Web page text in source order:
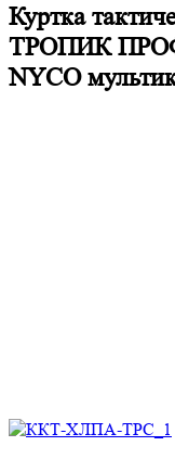
Куртка
ТРОПИК
NYCO